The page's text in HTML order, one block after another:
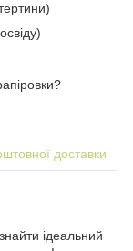
доставки
ідеальний